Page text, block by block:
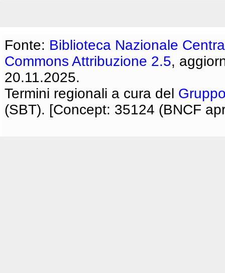
Fonte: Biblioteca Nazionale
Commons Attribuzione 2.5,
20.11.2025.
Termini regionali a cura del
(SBT). [Concept: 35124 (BNCF